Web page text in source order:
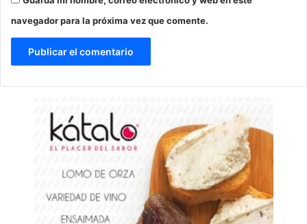
navegador para la próxima vez que comente.